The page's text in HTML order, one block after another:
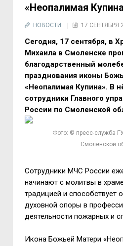
«Неопалимая
НОВОСТИ 17 СЕНТЯБРЯ
Сегодня, 17 сентября, в
Михаила в Смоленске
благодарственный
празднования иконы
«Неопалимая Купина». В
сотрудники Главного
России по Смоленской
Фото: © пресс-служба
Смоленской
Сотрудники МЧС России
начинают с молитвы в
традицией и способствует
духовной опоры в
деятельности пожарных и
Икона Божьей Матери